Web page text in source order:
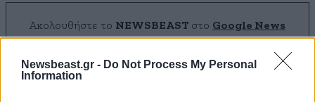
Newsbeast.gr - Do Not Process My Personal
Information
Ακολουθήστε το NEWSBEAST στο Google News
και μάθετε πρώτοι όλες τις ειδήσεις